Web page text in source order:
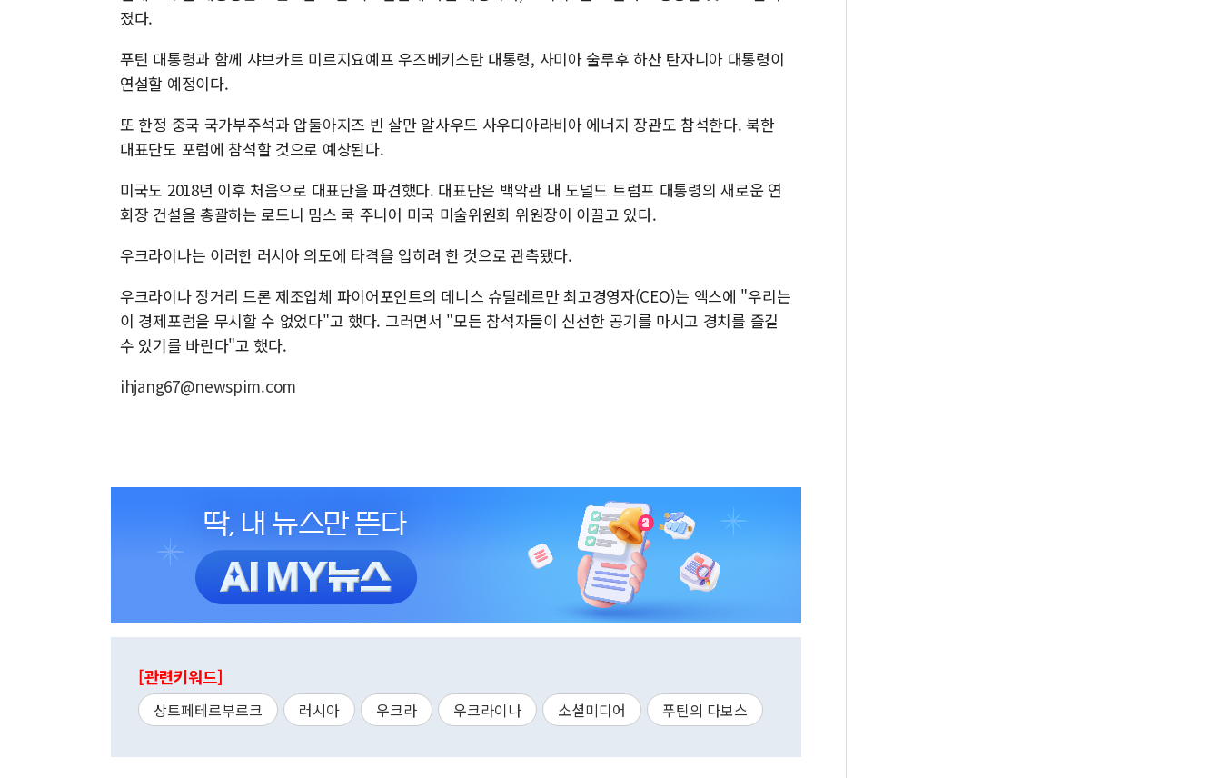
졌다.
푸틴 대통령과 함께 샤브카트 미르지요예프 우즈베키스탄 대통령, 사미아 술루후 하산 탄자니아 대통령이
연설할 예정이다.
또 한정 중국 국가부주석과 압둘아지즈 빈 살만 알사우드 사우디아라비아 에너지 장관도 참석한다. 북한
대표단도 포럼에 참석할 것으로 예상된다.
미국도 2018년 이후 처음으로 대표단을 파견했다. 대표단은 백악관 내 도널드 트럼프 대통령의 새로운 연
회장 건설을 총괄하는 로드니 밈스 쿡 주니어 미국 미술위원회 위원장이 이끌고 있다.
우크라이나는 이러한 러시아 의도에 타격을 입히려 한 것으로 관측됐다.
우크라이나 장거리 드론 제조업체 파이어포인트의 데니스 슈틸레르만 최고경영자(CEO)는 엑스에 "우리는
이 경제포럼을 무시할 수 없었다"고 했다. 그러면서 "모든 참석자들이 신선한 공기를 마시고 경치를 즐길
수 있기를 바란다"고 했다.
ihjang67@newspim.com
[관련키워드]
상트페테르부르크 러시아 우크라 우크라이나 소셜미디어 푸틴의 다보스